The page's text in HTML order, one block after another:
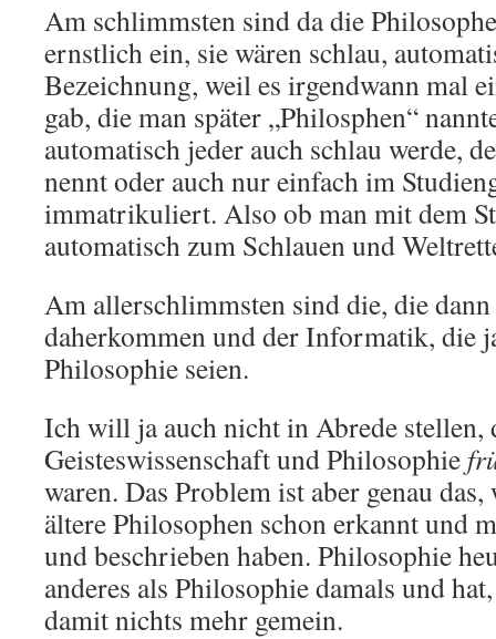
Am schlimmsten sind da die
ernstlich ein, sie wären schlau,
Bezeichnung, weil es irgendwann mal
gab, die man später „Philosphen“
automatisch jeder auch schlau werde,
nennt oder auch nur einfach im
immatrikuliert. Also ob man mit dem
automatisch zum Schlauen und
Am allerschlimmsten sind die, die
daherkommen und der Informatik, die
Philosophie seien.
Ich will ja auch nicht in Abrede stellen,
Geisteswissenschaft und Philosophie
waren. Das Problem ist aber genau
ältere Philosophen schon erkannt und
und beschrieben haben. Philosophie
anderes als Philosophie damals und
damit nichts mehr gemein.